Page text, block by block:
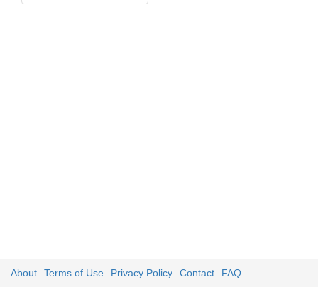
About Terms of Use Privacy Policy Contact FAQ